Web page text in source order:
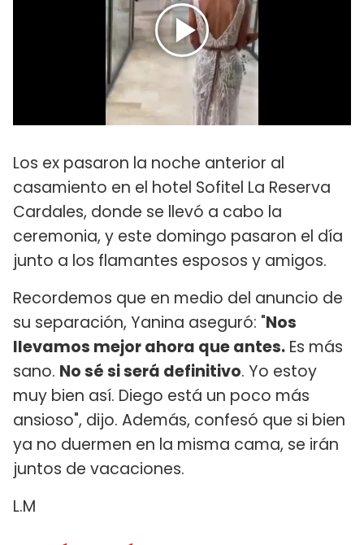
Los ex pasaron la noche anterior al
casamiento en el hotel Sofitel La Reserva
Cardales, donde se llevó a cabo la
ceremonia, y este domingo pasaron el día
junto a los flamantes esposos y amigos.
Recordemos que en medio del anuncio de
su separación, Yanina aseguró: "Nos
llevamos mejor ahora que antes. Es más
sano. No sé si será definitivo. Yo estoy
muy bien así. Diego está un poco más
ansioso", dijo. Además, confesó que si bien
ya no duermen en la misma cama, se irán
juntos de vacaciones.
L.M